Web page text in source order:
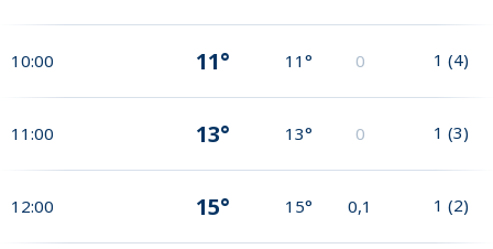
10:00 11° 11° 0 1 (4)
11:00 13° 13° 0 1 (3)
12:00 15° 15° 0,1 1 (2)